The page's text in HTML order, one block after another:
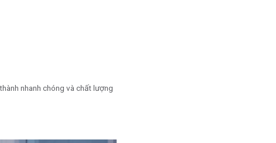
nhanh chóng và chất lượng